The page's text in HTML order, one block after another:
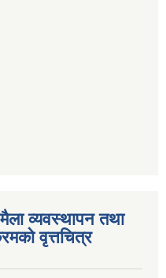
व्यवस्थापन तथा
वृत्तचित्र